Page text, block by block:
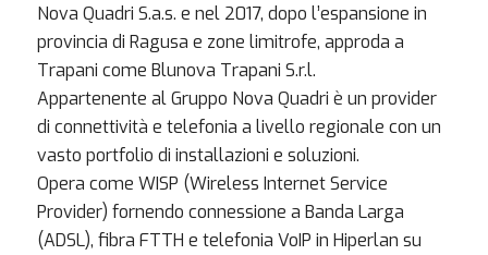
Nova Quadri S.a.s. e nel 2017, dopo l’espansione in
provincia di Ragusa e zone limitrofe, approda a
Trapani come Blunova Trapani S.r.l.
Appartenente al Gruppo Nova Quadri è un provider
di connettività e telefonia a livello regionale con un
vasto portfolio di installazioni e soluzioni.
Opera come WISP (Wireless Internet Service
Provider) fornendo connessione a Banda Larga
(ADSL), fibra FTTH e telefonia VoIP in Hiperlan su